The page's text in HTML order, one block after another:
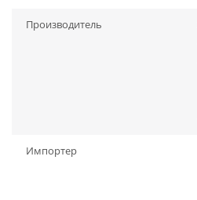
Производитель
Импортер